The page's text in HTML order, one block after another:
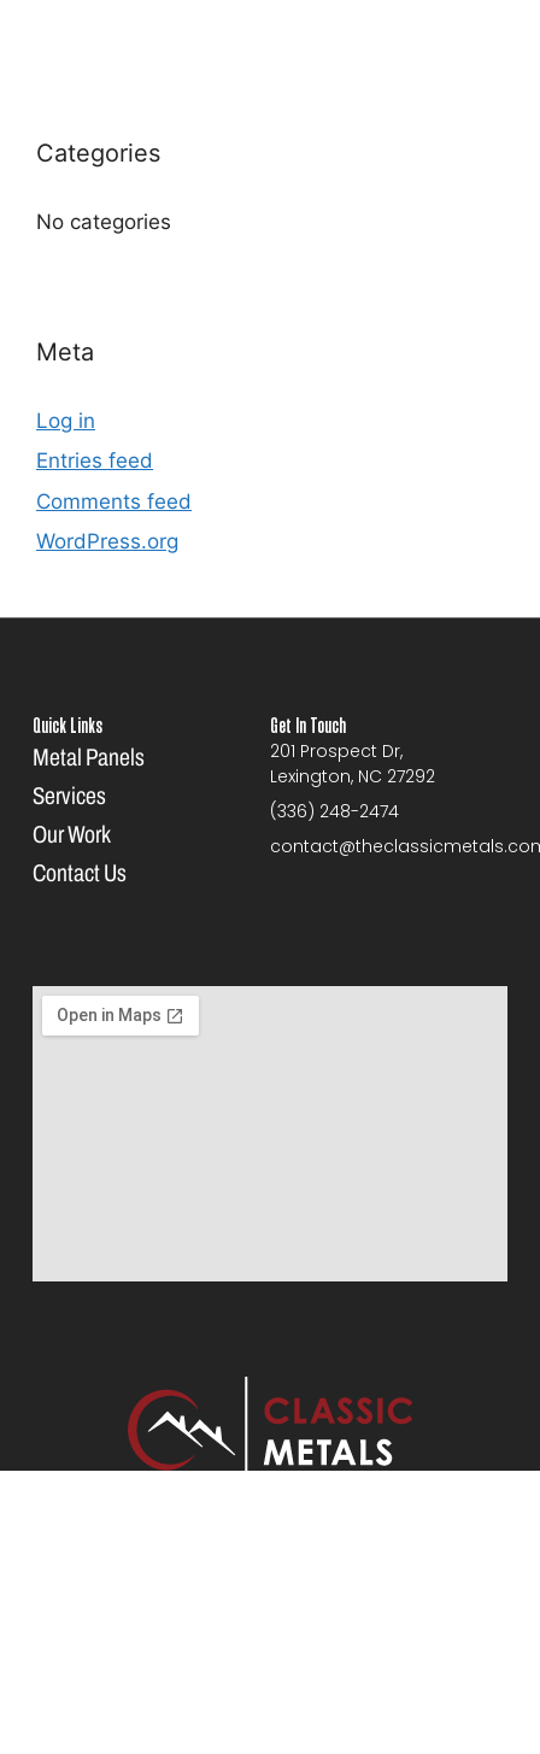
Categories
No categories
Meta
Log in
Entries feed
Comments feed
WordPress.org
Quick Links
Metal Panels
Services
Our Work
Contact Us
Get In Touch
201 Prospect Dr,
Lexington, NC 27292
(336) 248-2474